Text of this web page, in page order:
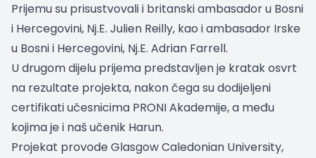
Prijemu su prisustvovali i britanski ambasador u Bosni
i Hercegovini, Nj.E. Julien Reilly, kao i ambasador Irske
u Bosni i Hercegovini, Nj.E. Adrian Farrell.
U drugom dijelu prijema predstavljen je kratak osvrt
na rezultate projekta, nakon čega su dodijeljeni
certifikati učesnicima PRONI Akademije, a među
kojima je i naš učenik Harun.
Projekat provode Glasgow Caledonian University,